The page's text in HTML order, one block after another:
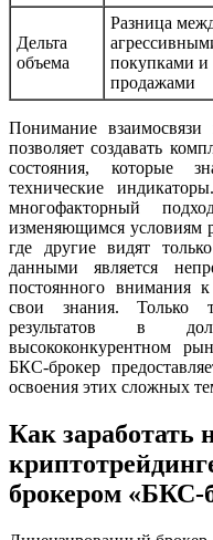
Дельта
объема
Разница
покупками и
продажами
Понимание
позволяет создавать
состояния, которые
технические
многофакторный
изменяющимся условиям
где другие видят
данными является
постоянного внимания
свои знания. Только
результатов в
высококонкурентном
БКС-брокер
освоения этих сложных
Как заработать
брокером «БКС-